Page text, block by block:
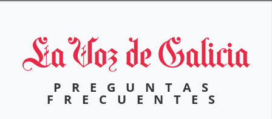
PREGUNTAS
FRECUENTES